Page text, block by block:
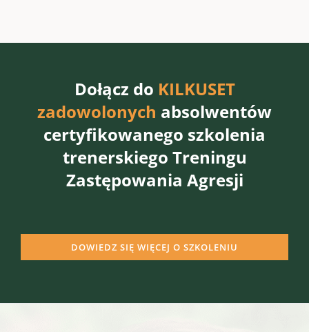
Dołącz do KILKUSET
zadowolonych absolwentów
certyfikowanego szkolenia
trenerskiego Treningu
Zastępowania Agresji
DOWIEDZ SIĘ WIĘCEJ O SZKOLENIU